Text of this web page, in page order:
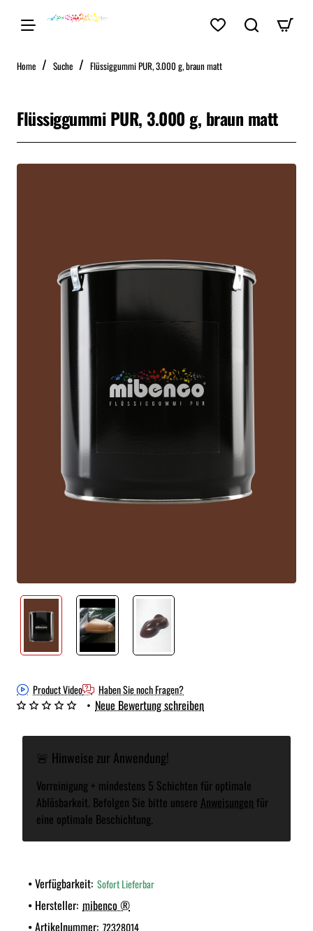
Home home Suche Flüssiggummi PUR, 3.000 g, braun matt
Flüssiggummi PUR, 3.000 g, braun matt
Product Video Haben Sie noch Fragen?
🚨 Hinweise zur Anwendung!
Vorreinigung + mindestens 5 Schichten für optimale
Ablösbarkeit. Befolgen Sie bitte unsere Anweisungen für
eine optimale Beschichtung.
Verfügbarkeit: Sofort Lieferbar
Hersteller: mibenco ®
Artikelnummer: 72328014
• Neue Bewertung schreiben